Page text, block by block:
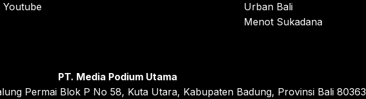
Youtube
Urban Bali
Menot Sukadana
PT. Media Podium Utama
Permai Blok P No 58, Kuta Utara, Kabupaten Badung, Provinsi Bali 80363